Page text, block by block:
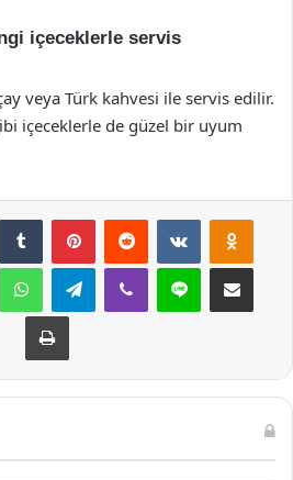
içeceklerle servis
veya Türk kahvesi ile servis edilir.
içeceklerle de güzel bir uyum
Tumblr PinterestReddit VKontakte
WhatsAppTelegramViber Line E-Posta ile
Yazdır